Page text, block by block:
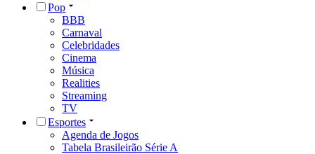
Pop
BBB
Carnaval
Celebridades
Cinema
Música
Realities
Streaming
TV
Esportes
Agenda de Jogos
Tabela Brasileirão Série A